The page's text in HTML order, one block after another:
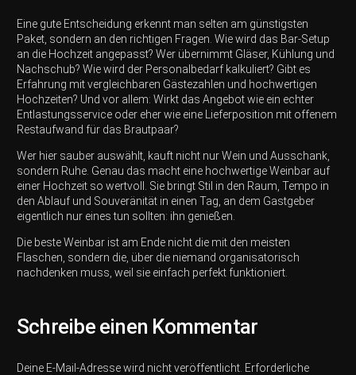
Eine gute Entscheidung erkennt man selten am günstigsten
Paket, sondern an den richtigen Fragen. Wie wird das Bar-Setup
an die Hochzeit angepasst? Wer übernimmt Gläser, Kühlung und
Nachschub? Wie wird der Personalbedarf kalkuliert? Gibt es
Erfahrung mit vergleichbaren Gästezahlen und hochwertigen
Hochzeiten? Und vor allem: Wirkt das Angebot wie ein echter
Entlastungsservice oder eher wie eine Lieferposition mit offenem
Restaufwand für das Brautpaar?
Wer hier sauber auswählt, kauft nicht nur Wein und Ausschank,
sondern Ruhe. Genau das macht eine hochwertige Weinbar auf
einer Hochzeit so wertvoll. Sie bringt Stil in den Raum, Tempo in
den Ablauf und Souveränität in einen Tag, an dem Gastgeber
eigentlich nur eines tun sollten: ihn genießen.
Die beste Weinbar ist am Ende nicht die mit den meisten
Flaschen, sondern die, über die niemand organisatorisch
nachdenken muss, weil sie einfach perfekt funktioniert.
Schreibe einen Kommentar
Deine E-Mail-Adresse wird nicht veröffentlicht. Erforderliche